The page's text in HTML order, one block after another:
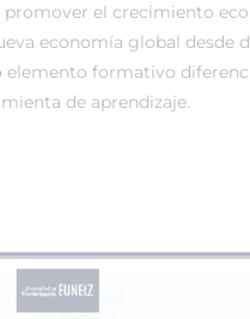
promover el crecimiento
economía global desde
elemento formativo
de aprendizaje.